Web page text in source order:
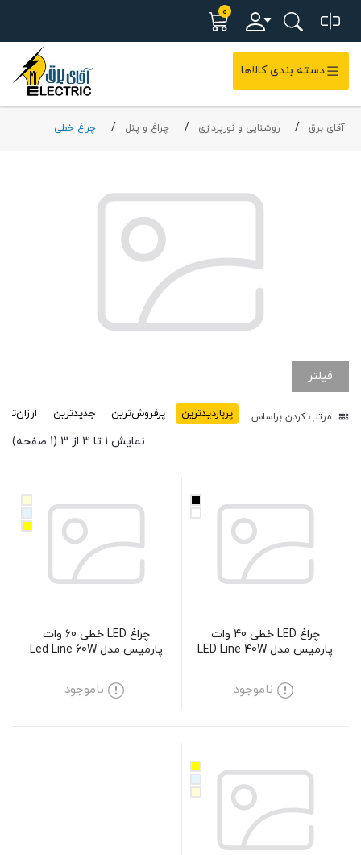
0
دسته بندی کالاها
آقای برق روشنایی و نورپردازی چراغ و پنل چراغ خطی
فیلتر
مرتب کردن براساس: پربازدید‌ترین پرفروش‌ترین جدیدترین
نمایش 1 تا 3 از 3 (1 صفحه)
چراغ LED خطی 40 وات
پارمیس مدل LED Line 40W
ناموجود
چراغ LED خطی 60 وات
پارمیس مدل Led Line 60W
ناموجود